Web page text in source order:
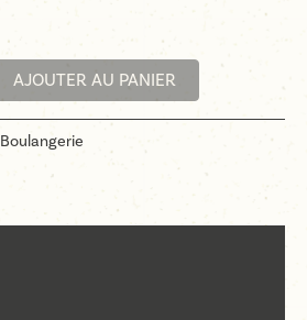
AJOUTER AU PANIER
Boulangerie